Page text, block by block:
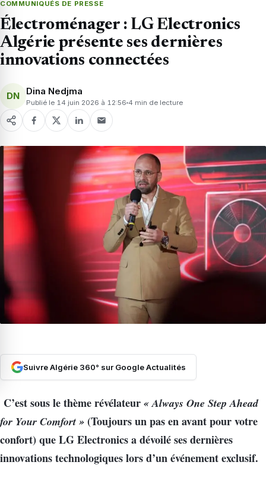
COMMUNIQUÉS DE PRESSE
Électroménager : LG Electronics
Algérie présente ses dernières
innovations connectées
DN Dina Nedjma
Publié le 14 juin 2026 à 12:56 4 min de lecture
Suivre Algérie 360° sur Google Actualités
C’est sous le thème révélateur« Always One Step Ahead
for Your Comfort »(Toujours un pas en avant pour votre
confort) que LG Electronics a dévoilé ses dernières
innovations technologiques lors d’un événement exclusif.